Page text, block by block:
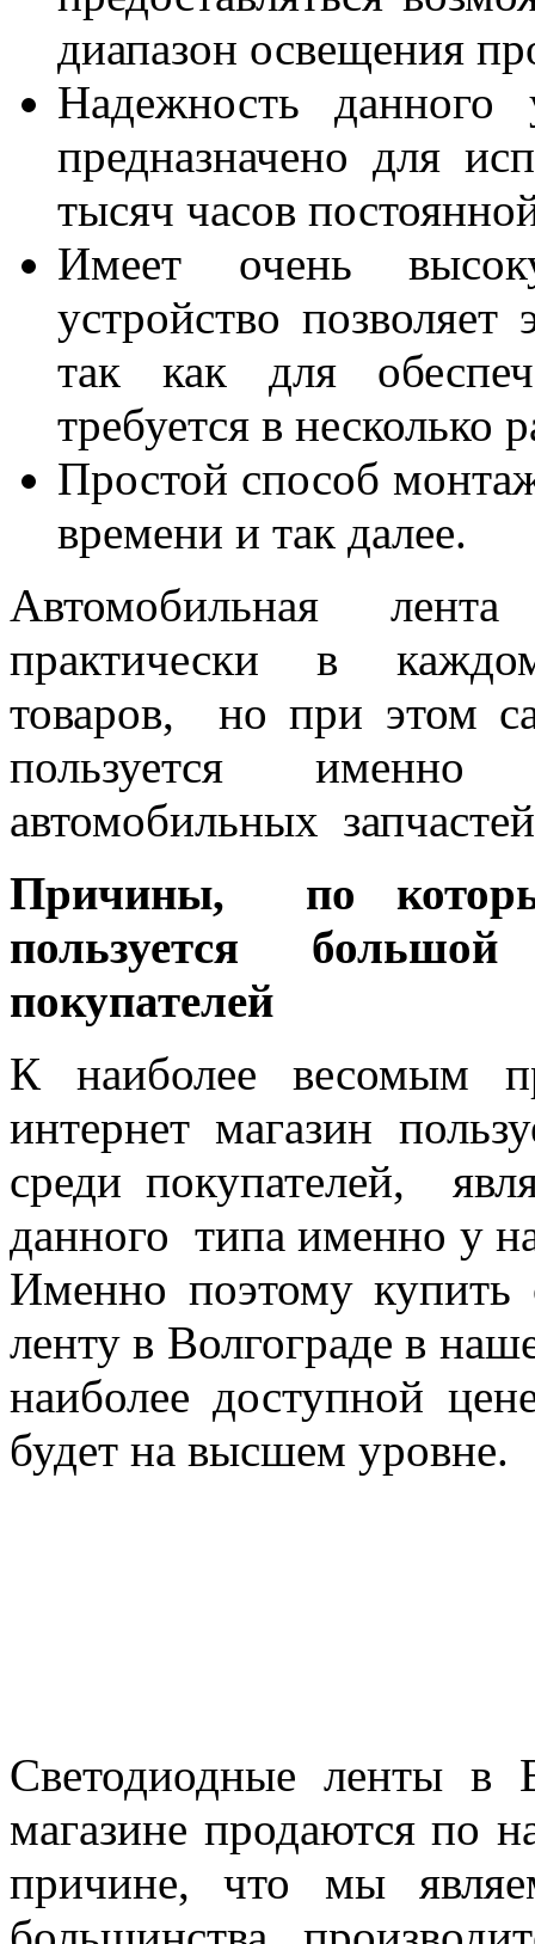
диапазон освещения
Надежность данного
предназначено для
тысяч часов
Имеет очень
устройство позволяет
так как для
требуется в несколько
Простой способ
времени и так далее.
Автомобильная
практически в
товаров, но при этом
пользуется
автомобильных
Причины, по
пользуется
покупателей
К наиболее весомым
интернет магазин
среди покупателей,
данного типа именно у
Именно поэтому купить
ленту в Волгограде в
наиболее доступной
будет на высшем уровне.
Светодиодные ленты в
магазине продаются по
причине, что мы